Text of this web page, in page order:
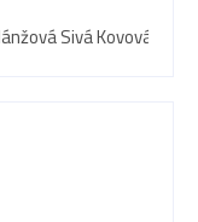
Sivá Kovová